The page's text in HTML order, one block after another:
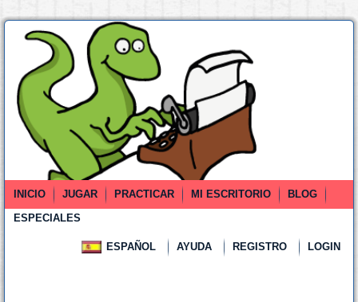
INICIO JUGAR PRACTICAR MI ESCRITORIO
BLOG
ESPECIALES
ESPAÑOL AYUDA REGISTRO LOGIN